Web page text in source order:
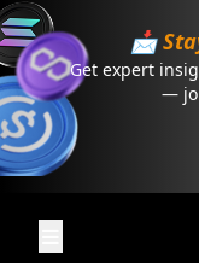
📩
Get expert
—